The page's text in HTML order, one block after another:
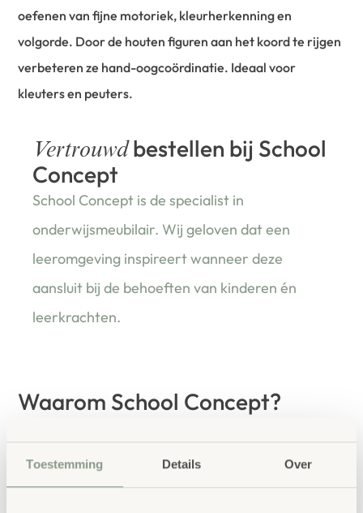
Toestemming Details Over
oefenen van fijne motoriek, kleurherkenning en
volgorde. Door de houten figuren aan het koord te rijgen
verbeteren ze hand-oogcoördinatie. Ideaal voor
kleuters en peuters.
Vertrouwdbestellen bij School
Concept
School Concept is de specialist in
onderwijsmeubilair. Wij geloven dat een
leeromgeving inspireert wanneer deze
aansluit bij de behoeften van kinderen én
leerkrachten.
Waarom School Concept?
en onze ervaring
Kwaliteit : al ons school- en